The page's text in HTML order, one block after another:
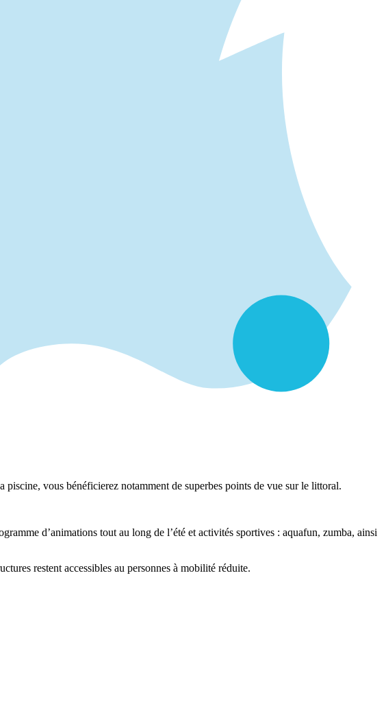
piscine, vous bénéficierez notamment de superbes points de vue sur le littoral.
d’animations tout au long de l’été et activités sportives : aquafun, zumba, ainsi
restent accessibles au personnes à mobilité réduite.